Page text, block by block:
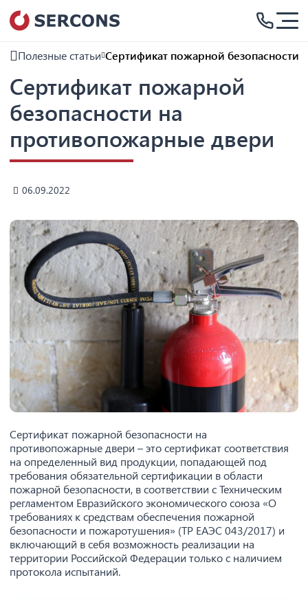
Полезные статьи Сертификат пожарной безопасности
Сертификат пожарной
безопасности на
противопожарные двери
06.09.2022
Сертификат пожарной безопасности на
противопожарные двери – это сертификат соответствия
на определенный вид продукции, попадающей под
требования обязательной сертификации в области
пожарной безопасности, в соответствии с Техническим
регламентом Евразийского экономического союза «О
требованиях к средствам обеспечения пожарной
безопасности и пожаротушения» (ТР ЕАЭС 043/2017) и
включающий в себя возможность реализации на
территории Российской Федерации только с наличием
протокола испытаний.